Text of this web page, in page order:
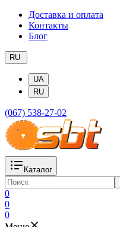
Доставка и оплата
Контакты
Блог
RU
UA
RU
(067) 538-27-02
Каталог
0
0
0